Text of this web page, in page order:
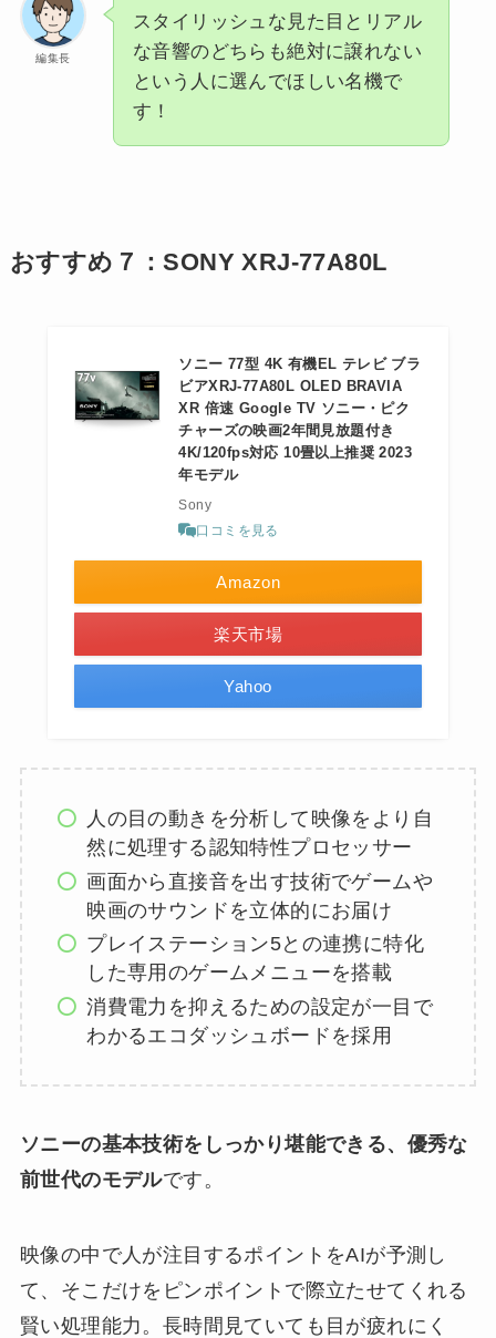
編集長
スタイリッシュな見た目とリアル
な音響のどちらも絶対に譲れない
という人に選んでほしい名機で
す！
おすすめ７：SONY XRJ-77A80L
ソニー 77型 4K 有機EL テレビ ブラ
ビアXRJ-77A80L OLED BRAVIA
XR 倍速 Google TV ソニー・ピク
チャーズの映画2年間見放題付き
4K/120fps対応 10畳以上推奨 2023
年モデル
Sony
口コミを見る
Amazon
楽天市場
Yahoo
人の目の動きを分析して映像をより自
然に処理する認知特性プロセッサー
画面から直接音を出す技術でゲームや
映画のサウンドを立体的にお届け
プレイステーション5との連携に特化
した専用のゲームメニューを搭載
消費電力を抑えるための設定が一目で
わかるエコダッシュボードを採用
ソニーの基本技術をしっかり堪能できる、優秀な
前世代のモデルです。
映像の中で人が注目するポイントをAIが予測し
て、そこだけをピンポイントで際立たせてくれる
賢い処理能力。長時間見ていても目が疲れにく